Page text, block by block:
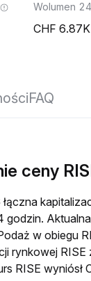
Wolumen
6.87K
FAQ
ceny
godzin.
w obiegu
rynkowej
RISE